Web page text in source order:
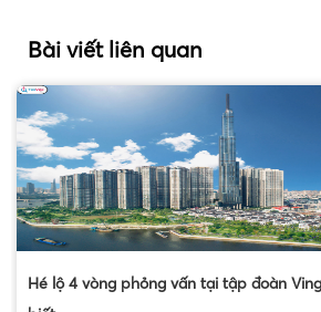
Bài viết liên quan
Hé lộ 4 vòng phỏng vấn tại tập đoàn